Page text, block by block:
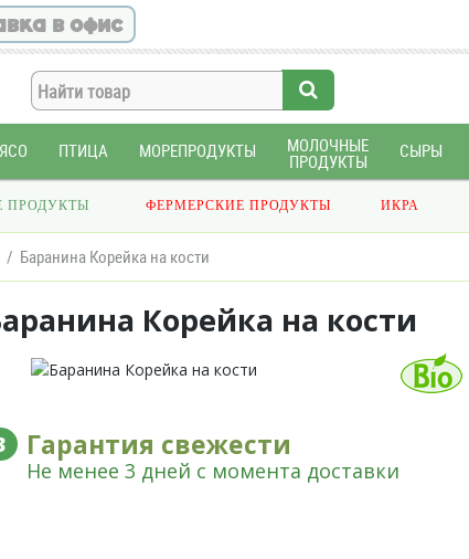
в офис
ПТИЦА МОРЕПРОДУКТЫ МОЛОЧНЫЕ
ПРОДУКТЫ
СЫРЫ
ПРОДУКТЫ ФЕРМЕРСКИЕ ПРОДУКТЫ ИКРА
Баранина Корейка на кости
Корейка на кости
Гарантия свежести
Не менее 3 дней с момента доставки